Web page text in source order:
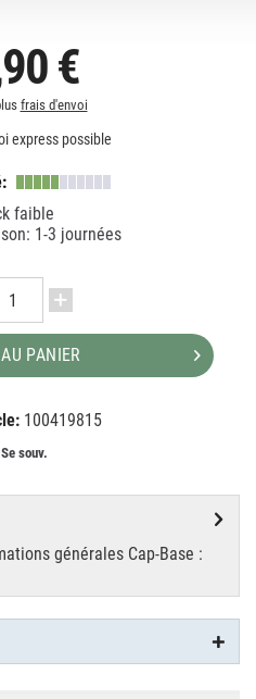
€
frais d'envoi
express possible
faible
1-3 journées
PANIER
100419815
Se souv.
générales Cap-Base :